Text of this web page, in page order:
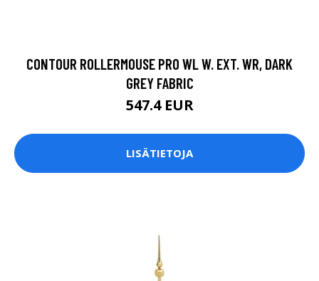
CONTOUR ROLLERMOUSE PRO WL W. EXT. WR, DARK
GREY FABRIC
547.4 EUR
LISÄTIETOJA